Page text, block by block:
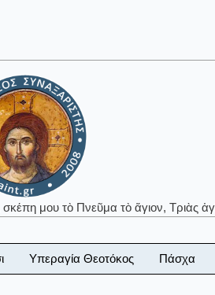
μου τὸ Πνεῦμα τὸ ἅγιον, Τριὰς
Υπεραγία Θεοτόκος Πάσχα